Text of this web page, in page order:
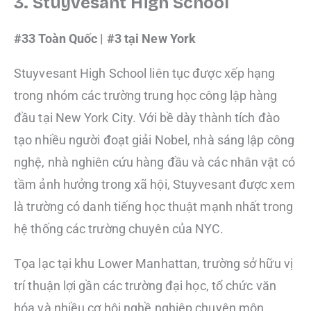
#33 Toàn Quốc | #3 tại New York
Stuyvesant High School liên tục được xếp hạng
trong nhóm các trường trung học công lập hàng
đầu tại New York City. Với bề dày thành tích đào
tạo nhiều người đoạt giải Nobel, nhà sáng lập công
nghệ, nhà nghiên cứu hàng đầu và các nhân vật có
tầm ảnh hưởng trong xã hội, Stuyvesant được xem
là trường có danh tiếng học thuật mạnh nhất trong
hệ thống các trường chuyên của NYC.
Tọa lạc tại khu Lower Manhattan, trường sở hữu vị
trí thuận lợi gần các trường đại học, tổ chức văn